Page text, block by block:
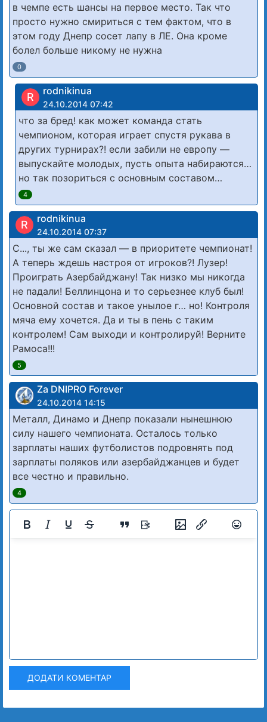
в чемпе есть шансы на первое место. Так что
просто нужно смириться с тем фактом, что в
этом году Днепр сосет лапу в ЛЕ. Она кроме
болел больше никому не нужна
0
R rodnikinua
24.10.2014 07:42
что за бред! как может команда стать
чемпионом, которая играет спустя рукава в
других турнирах?! если забили не европу —
выпускайте молодых, пусть опыта набираются…
но так позориться с основным составом…
4
R rodnikinua
24.10.2014 07:37
С..., ты же сам сказал — в приоритете чемпионат!
А теперь ждешь настроя от игроков?! Лузер!
Проиграть Азербайджану! Так низко мы никогда
не падали! Беллинцона и то серьезнее клуб был!
Основной состав и такое унылое г… но! Контроля
мяча ему хочется. Да и ты в пень с таким
контролем! Сам выходи и контролируй! Верните
Рамоса!!!
5
Za DNIPRO Forever
24.10.2014 14:15
Металл, Динамо и Днепр показали нынешнюю
силу нашего чемпионата. Осталось только
зарплаты наших футболистов подровнять под
зарплаты поляков или азербайджанцев и будет
все честно и правильно.
4
ДОДАТИ КОМЕНТАР